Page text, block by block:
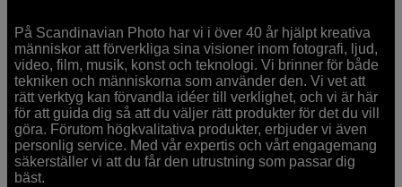
På Scandinavian Photo har vi i över 40 år hjälpt kreativa
människor att förverkliga sina visioner inom fotografi, ljud,
video, film, musik, konst och teknologi. Vi brinner för både
tekniken och människorna som använder den. Vi vet att
rätt verktyg kan förvandla idéer till verklighet, och vi är här
för att guida dig så att du väljer rätt produkter för det du vill
göra. Förutom högkvalitativa produkter, erbjuder vi även
personlig service. Med vår expertis och vårt engagemang
säkerställer vi att du får den utrustning som passar dig
bäst.